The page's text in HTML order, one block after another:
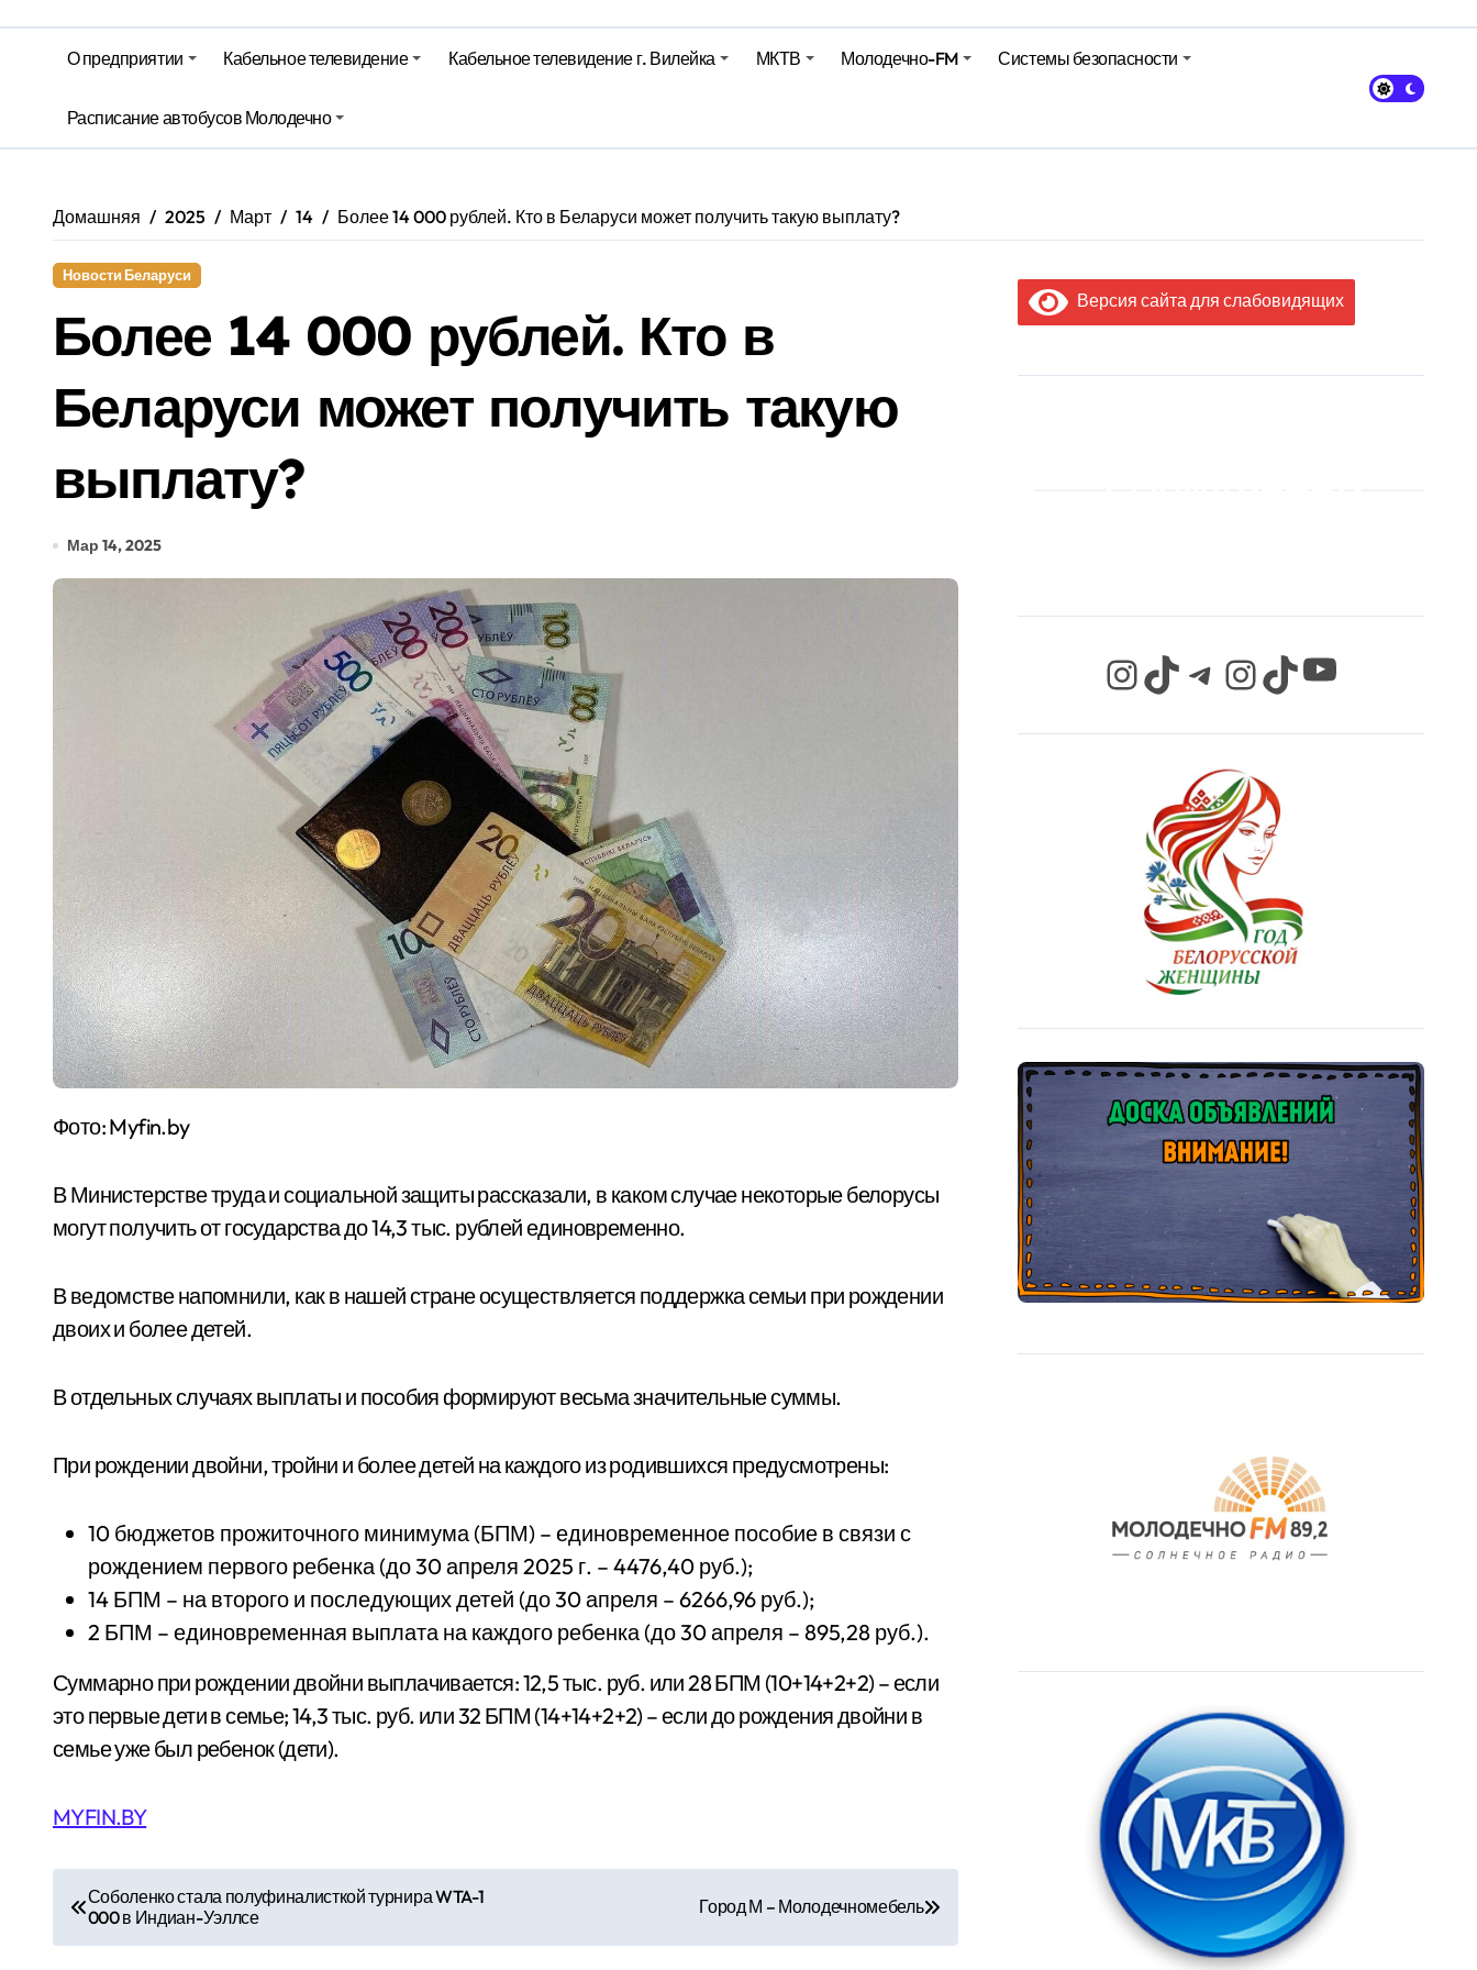
Гороскоп на 6 августа
Молодечно. Новости время местное – 07 08 20
О предприятии Кабельное телевидение Кабельное телевидение г. Вилейка МКТВ Молодечно-FM Системы безопасности
Расписание автобусов Молодечно
Домашняя 2025 Март 14 Более 14 000 рублей. Кто в Беларуси может получить такую выплату?
Новости Беларуси
Более 14 000 рублей. Кто в
Беларуси может получить такую
выплату?
Мар 14, 2025
Фото: Myfin.by
В Министерстве труда и социальной защиты рассказали, в каком случае некоторые белорусы
могут получить от государства до 14,3 тыс. рублей единовременно.
В ведомстве напомнили, как в нашей стране осуществляется поддержка семьи при рождении
двоих и более детей.
В отдельных случаях выплаты и пособия формируют весьма значительные суммы.
При рождении двойни, тройни и более детей на каждого из родившихся предусмотрены:
10 бюджетов прожиточного минимума (БПМ) – единовременное пособие в связи с
рождением первого ребенка (до 30 апреля 2025 г. – 4476,40 руб.);
14 БПМ – на второго и последующих детей (до 30 апреля – 6266,96 руб.);
2 БПМ – единовременная выплата на каждого ребенка (до 30 апреля – 895,28 руб.).
Суммарно при рождении двойни выплачивается: 12,5 тыс. руб. или 28 БПМ (10+14+2+2) – если
это первые дети в семье; 14,3 тыс. руб. или 32 БПМ (14+14+2+2) – если до рождения двойни в
семье уже был ребенок (дети).
MYFIN.BY
а
Соболенко стала полуфиналисткой турнира WTA-1
000 в Индиан-Уэллсе
Город М – Молодечномебель
Версия сайта для слабовидящих
InstagramTikTok Telegram InstagramTikTok YouTube